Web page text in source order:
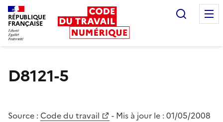
RÉPUBLIQUE
FRANÇAISE
D8121-5
Source : Code du travail - Mis à jour le : 01/05/2008